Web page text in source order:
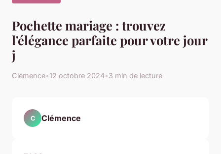
Pochette mariage : trouvez
l'élégance parfaite pour votre jour
j
Clémence•12 octobre 2024•3 min de lecture
C Clémence